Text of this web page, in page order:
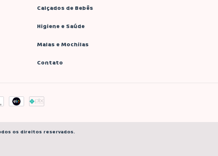
Calçados de Bebês
Higiene e Saúde
Malas e Mochilas
Contato
os direitos reservados.